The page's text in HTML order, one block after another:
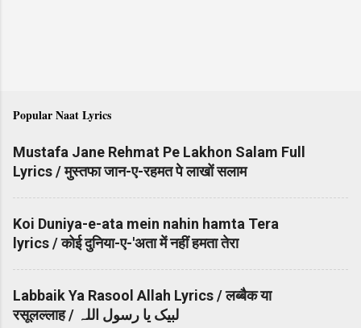
Popular Naat Lyrics
Mustafa Jane Rehmat Pe Lakhon Salam Full
Lyrics / मुस्तफा जान-ए-रहमत पे लाखों सलाम
Koi Duniya-e-ata mein nahin hamta Tera
lyrics / कोई दुनिया-ए-'अता में नहीं हमता तेरा
Labbaik Ya Rasool Allah Lyrics / लब्बैक या
रसूलल्लाह / لبیک یا رسول اللہ